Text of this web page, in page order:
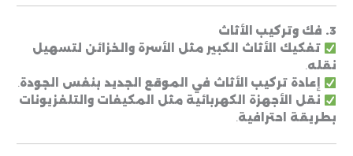
3. فك وتركيب الأثاث
تفكيك الأثاث الكبير مثل الأسرة والخزائن لتسهيل
نقله.
إعادة تركيب الأثاث في الموقع الجديد بنفس الجودة.
نقل الأجهزة الكهربائية مثل المكيفات والتلفزيونات
بطريقة احترافية.